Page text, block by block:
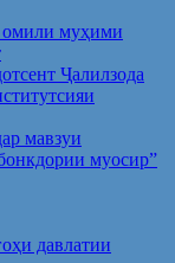
омили муҳими
Ҷалилзода
мавзуи
муосир”